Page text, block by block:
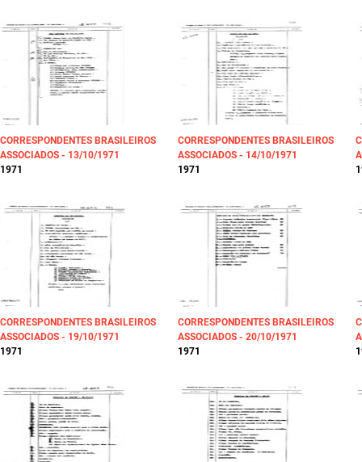
CORRESPONDENTES BRASILEIROS
ASSOCIADOS - 13/10/1971
1971
CORRESPONDENTES BRASILEIROS
ASSOCIADOS - 14/10/1971
1971
CORRESPONDENTES BRASILEIROS
ASSOCIADOS - 19/10/1971
1971
CORRESPONDENTES BRASILEIROS
ASSOCIADOS - 20/10/1971
1971